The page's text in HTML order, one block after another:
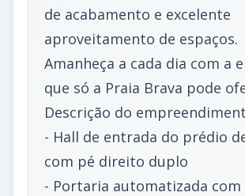
de acabamento e excelente
aproveitamento de espaços.
Amanheça a cada dia com a
que só a Praia Brava pode
Descrição do
- Hall de entrada do prédio
com pé direito duplo
- Portaria automatizada com